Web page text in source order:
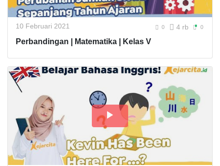
10 Februari 2021 0 4 rb 0
Perbandingan | Matematika | Kelas V